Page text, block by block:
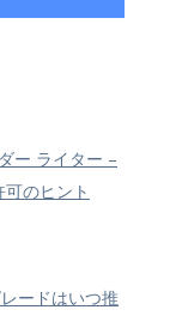
ー ライター –
のヒント
ードはいつ推